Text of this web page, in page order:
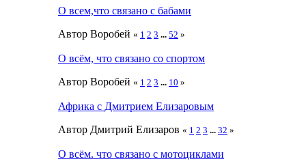
О всем,что связано с бабами
Автор Воробей « 1 2 3 ... 52 »
О всём, что связано со спортом
Автор Воробей « 1 2 3 ... 10 »
Африка с Дмитрием Елизаровым
Автор Дмитрий Елизаров « 1 2 3 ... 32 »
О всём. что связано с мотоциклами